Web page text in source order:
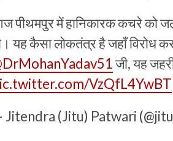
पीथमपुर में हानिकारक कचरे को
यह कैसा लोकतंत्र है जहाँ विरोध
जी, यह
VzQfL4YwBT
Jitendra (Jitu) Patwari